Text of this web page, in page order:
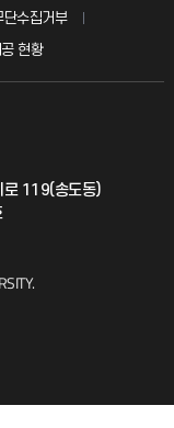
단수집거부
현황
로 119(송도동)